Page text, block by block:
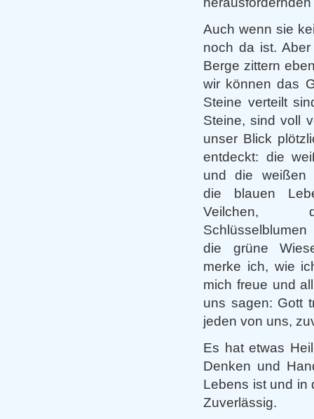
Auch wenn sie
noch da ist.
Berge zittern
wir können das
Steine verteilt
Steine, sind voll
unser Blick
entdeckt: die
und die weißen
die blauen
Veilchen,
die grüne
merke ich, wie
mich freue und
uns sagen: Gott
jeden von uns,
Es hat etwas
Denken und
Lebens ist und in
Zuverlässig.